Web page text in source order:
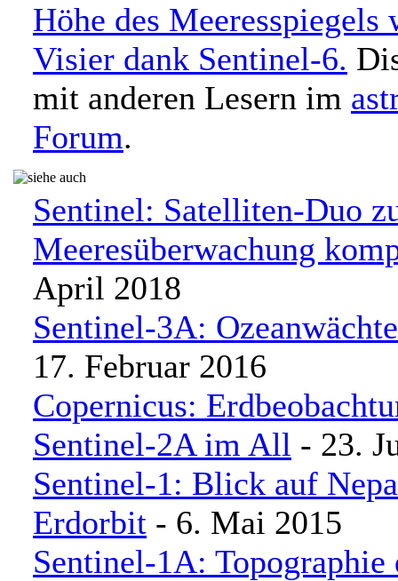
Höhe des Meeresspiegels
Visier dank Sentinel-6.
mit anderen Lesern im
Forum.
Sentinel: Satelliten-Duo
Meeresüberwachung
April 2018
Sentinel-3A:
17. Februar 2016
Copernicus:
Sentinel-2A im All - 23.
Sentinel-1: Blick auf
Erdorbit - 6. Mai 2015
Sentinel-1A: Topographie